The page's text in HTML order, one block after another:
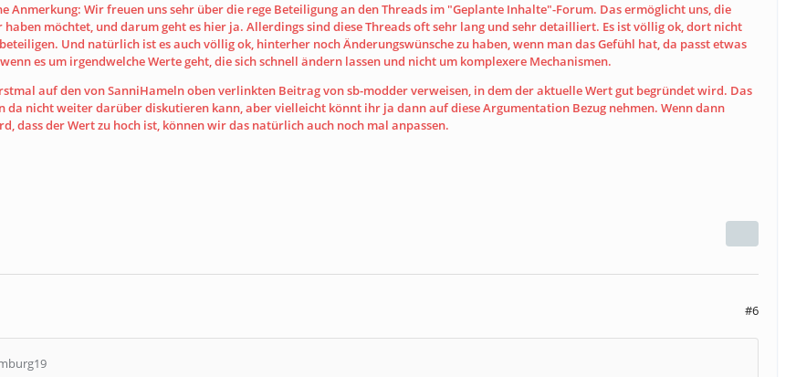
Anmerkung: Wir freuen uns sehr über die rege Beteiligung an den Threads im "Geplante Inhalte"-Forum. Das ermöglicht uns, die
möchtet, und darum geht es hier ja. Allerdings sind diese Threads oft sehr lang und sehr detailliert. Es ist völlig ok, dort nicht
Und natürlich ist es auch völlig ok, hinterher noch Änderungswünsche zu haben, wenn man das Gefühl hat, da passt etwas
es um irgendwelche Werte geht, die sich schnell ändern lassen und nicht um komplexere Mechanismen.
auf den von SanniHameln oben verlinkten Beitrag von sb-modder verweisen, in dem der aktuelle Wert gut begründet wird. Das
da nicht weiter darüber diskutieren kann, aber vielleicht könnt ihr ja dann auf diese Argumentation Bezug nehmen. Wenn dann
dass der Wert zu hoch ist, können wir das natürlich auch noch mal anpassen.
#6